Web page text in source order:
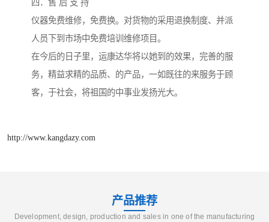
四．售 后 支 持
仪器免费维修，免费换。对货物的采用退换制度、并派
人员下到市场中免费培训维修项目。
在今后的日子里，运康达华将以她到的效果，完善的服
务，精益求精的品质、的产品，一如既往的来服务于顾
客，于社会，将祖国的中事业发扬光大。
http://www.kangdazy.com
产品推荐
Development, design, production and sales in one of the manufacturing